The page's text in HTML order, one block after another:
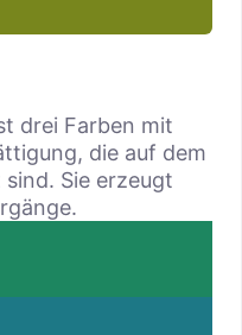
drei Farben mit
die auf dem
Sie erzeugt